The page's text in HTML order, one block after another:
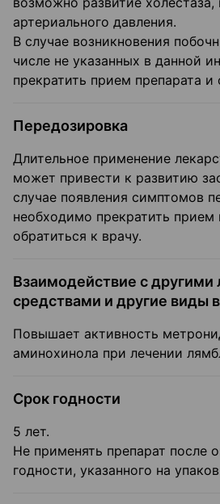
артериального давления.
В случае возникновения
числе не указанных в данной
прекратить прием препарата и
Передозировка
Длительное применение
может привести к развитию
случае появления симптомов
необходимо прекратить прием
обратиться к врачу.
Взаимодействие с
средствами и другие виды
Повышает активность
аминохинола при лечении
Срок годности
5 лет.
Не применять препарат после
годности, указанного на